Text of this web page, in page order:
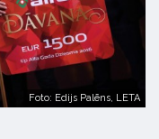
Foto: Edijs Palēns, LETA